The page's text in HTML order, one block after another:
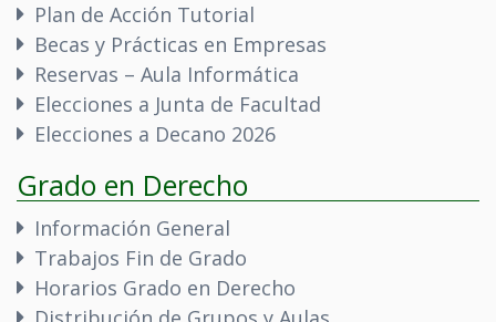
Plan de Acción Tutorial
Becas y Prácticas en Empresas
Reservas – Aula Informática
Elecciones a Junta de Facultad
Elecciones a Decano 2026
Grado en Derecho
Información General
Trabajos Fin de Grado
Horarios Grado en Derecho